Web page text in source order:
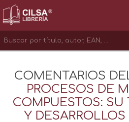
INICIAR SESIÓN
COMENTARIOS
PROCESOS DE
COMPUESTOS: SU
Y DESARROLLOS